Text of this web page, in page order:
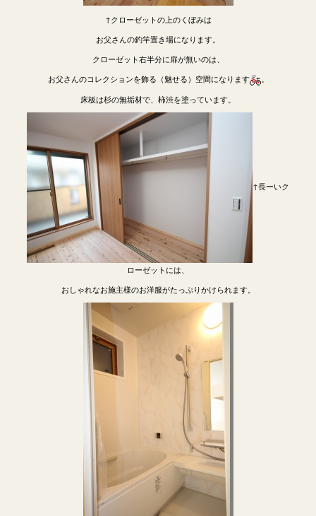
↑クローゼットの上のくぼみは
お父さんの釣竿置き場になります。
クローゼット右半分に扉が無いのは、
お父さんのコレクションを飾る（魅せる）空間になります
床板は杉の無垢材で、柿渋を塗っています。
↑長ーいク
ローゼットには、
おしゃれなお施主様のお洋服がたっぷりかけられます。